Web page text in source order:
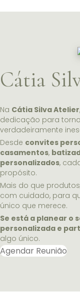
Cátia
Na Cátia Silva Atelier
dedicação para
verdadeiramente
Desde convites
casamentos,
personalizados,
propósito.
Mais do que
com cuidado, para
único que merece.
Se está a planear o
personalizada e
algo único.
Agendar Reunião